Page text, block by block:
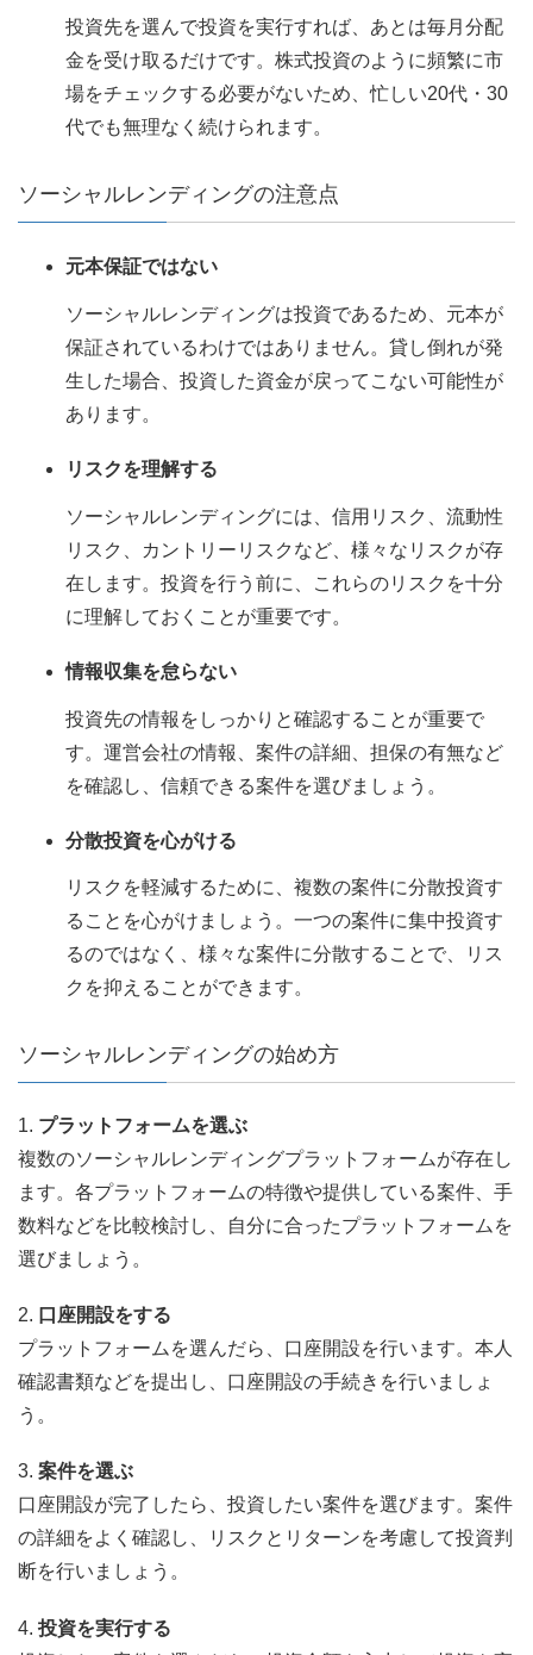
投資先を選んで投資を実行すれば、あとは毎月分配
金を受け取るだけです。株式投資のように頻繁に市
場をチェックする必要がないため、忙しい20代・30
代でも無理なく続けられます。
ソーシャルレンディングの注意点
元本保証ではない
ソーシャルレンディングは投資であるため、元本が
保証されているわけではありません。貸し倒れが発
生した場合、投資した資金が戻ってこない可能性が
あります。
リスクを理解する
ソーシャルレンディングには、信用リスク、流動性
リスク、カントリーリスクなど、様々なリスクが存
在します。投資を行う前に、これらのリスクを十分
に理解しておくことが重要です。
情報収集を怠らない
投資先の情報をしっかりと確認することが重要で
す。運営会社の情報、案件の詳細、担保の有無など
を確認し、信頼できる案件を選びましょう。
分散投資を心がける
リスクを軽減するために、複数の案件に分散投資す
ることを心がけましょう。一つの案件に集中投資す
るのではなく、様々な案件に分散することで、リス
クを抑えることができます。
ソーシャルレンディングの始め方
1. プラットフォームを選ぶ
複数のソーシャルレンディングプラットフォームが存在し
ます。各プラットフォームの特徴や提供している案件、手
数料などを比較検討し、自分に合ったプラットフォームを
選びましょう。
2. 口座開設をする
プラットフォームを選んだら、口座開設を行います。本人
確認書類などを提出し、口座開設の手続きを行いましょ
う。
3. 案件を選ぶ
口座開設が完了したら、投資したい案件を選びます。案件
の詳細をよく確認し、リスクとリターンを考慮して投資判
断を行いましょう。
4. 投資を実行する